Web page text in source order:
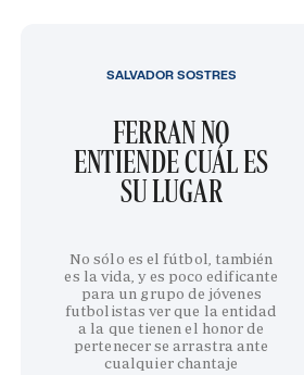
FERRAN NO
ENTIENDE CUÁL ES
SU LUGAR
No sólo es el fútbol, también
es la vida, y es poco edificante
para un grupo de jóvenes
futbolistas ver que la entidad
a la que tienen el honor de
pertenecer se arrastra ante
cualquier chantaje
SALVADOR SOSTRES